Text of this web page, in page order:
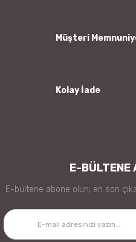
Müşteri
Kolay İade
E-BÜLTENE
E-bültene abone olun, en son